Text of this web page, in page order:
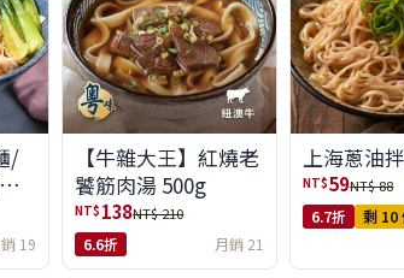
/
19
【牛雜大王】紅燒老
饕筋肉湯 500g
NT$ 138NT$ 210
6.6折 月銷 21
上海蔥油
NT$59NT$ 88
6.7折 剩 10